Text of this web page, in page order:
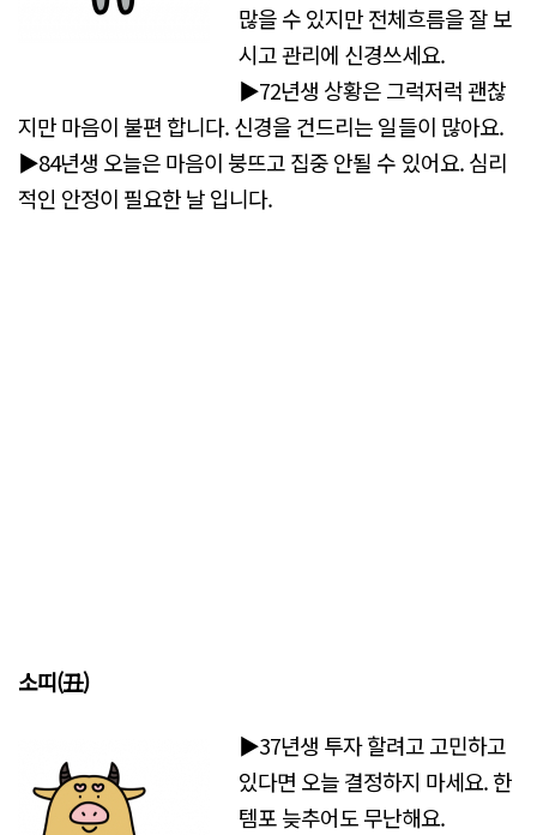
많을 수 있지만 전체흐름을 잘 보
시고 관리에 신경쓰세요.
▶72년생 상황은 그럭저럭 괜찮
지만 마음이 불편 합니다. 신경을 건드리는 일들이 많아요.
▶84년생 오늘은 마음이 붕뜨고 집중 안될 수 있어요. 심리
적인 안정이 필요한 날 입니다.
소띠(丑)
▶37년생 투자 할려고 고민하고
있다면 오늘 결정하지 마세요. 한
템포 늦추어도 무난해요.